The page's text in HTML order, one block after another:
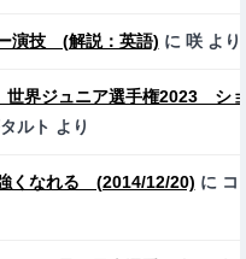
演技 (解説：英語) に 咲より
界ジュニア選手権2023 シ
ルト より
くなれる (2014/12/20) に コ